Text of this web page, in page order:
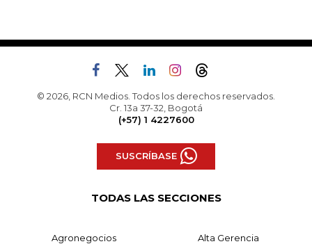
© 2026, RCN Medios. Todos los derechos reservados.
Cr. 13a 37-32, Bogotá
(+57) 1 4227600
SUSCRÍBASE
TODAS LAS SECCIONES
Agronegocios Alta Gerencia